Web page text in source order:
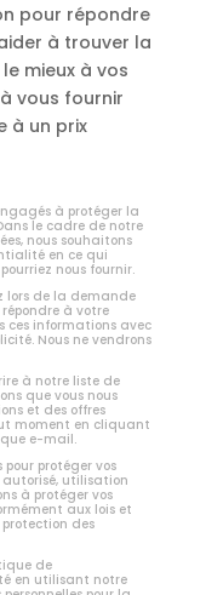
pour répondre
à trouver la
mieux à vos
vous fournir
à un prix
à protéger la
le cadre de notre
nous souhaitons
en ce qui
nous fournir.
lors de la demande
à votre
ces informations avec
Nous ne vendrons
à notre liste de
que vous nous
et des offres
moment en cliquant
e-mail.
pour protéger vos
autorisé, utilisation
à protéger vos
aux lois et
des
de
en utilisant notre